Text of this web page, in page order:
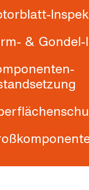
& Gondel-